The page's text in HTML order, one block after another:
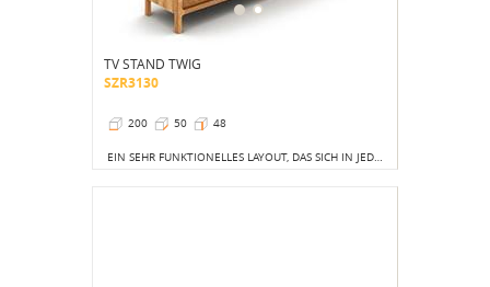
TV STAND TWIG
SZR3130
200 50 48
EIN SEHR FUNKTIONELLES LAYOUT, DAS SICH IN JEDER WOHNUNG GUT MACHT.